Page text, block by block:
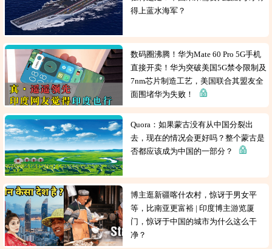
得上蓝水海军？
数码圈沸腾！华为Mate 60 Pro 5G手机
直接开卖！华为突破美国5G禁令限制及
7nm芯片制造工艺，美国联合其盟友全
面围堵华为失败！
Quora：如果蒙古没有从中国分裂出
去，现在的情况会更好吗？整个蒙古是
否都应该成为中国的一部分？
博主逛新疆喀什农村，惊讶于男女平
等，比南亚更富裕 | 印度博主游览厦
门，惊讶于中国的城市为什么这么干
净？